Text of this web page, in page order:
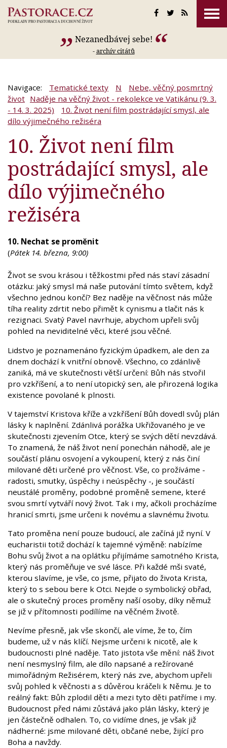
Nezanedbávej sebe!
-archív citátů
Navigace: Tematické texty N
Nebe, věčný posmrtný
život Naděje na věčný život - rekolekce ve Vatikánu (9. 3.
- 14. 3. 2025)
10. Život není film postrádající smysl, ale
dílo výjimečného režiséra
10. Život není film
postrádající smysl, ale
dílo výjimečného
režiséra
10. Nechat se proměnit
(Pátek 14. března, 9:00)
Život se svou krásou i těžkostmi před nás staví zásadní
otázku: jaký smysl má naše putování tímto světem, když
všechno jednou končí? Bez naděje na věčnost nás může
tíha reality zdrtit nebo přimět k cynismu a tlačit nás k
rezignaci. Svatý Pavel navrhuje, abychom upřeli svůj
pohled na neviditelné věci, které jsou věčné.
Lidstvo je poznamenáno fyzickým úpadkem, ale den za
dnem dochází k vnitřní obnově. Všechno, co zdánlivě
zaniká, má ve skutečnosti větší určení: Bůh nás stvořil
pro vzkříšení, a to není utopický sen, ale přirozená logika
existence povolané k plnosti.
V tajemství Kristova kříže a vzkříšení Bůh dovedl svůj plán
lásky k naplnění. Zdánlivá porážka Ukřižovaného je ve
skutečnosti zjevením Otce, který se svých dětí nevzdává.
To znamená, že náš život není ponechán náhodě, ale je
součástí plánu osvojení a vykoupení, který z nás činí
milované děti určené pro věčnost. Vše, co prožíváme -
radosti, smutky, úspěchy i neúspěchy -, je součástí
neustálé proměny, podobné proměně semene, které
svou smrtí vytváří nový život. Tak i my, ačkoli procházíme
hranicí smrti, jsme určeni k novému a slavnému životu.
Tato proměna není pouze budoucí, ale začíná již nyní. V
eucharistii totiž dochází k tajemné výměně: nabízíme
Bohu svůj život a na oplátku přijímáme samotného Krista,
který nás proměňuje ve své lásce. Při každé mši svaté,
kterou slavíme, je vše, co jsme, přijato do života Krista,
který to s sebou bere k Otci. Nejde o symbolický obřad,
ale o skutečný proces proměny naší osoby, díky němuž
se již v přítomnosti podílíme na věčném životě.
Nevíme přesně, jak vše skončí, ale víme, že to, čím
budeme, už v nás klíčí. Nejsme určeni k nicotě, ale k
budoucnosti plné naděje. Tato jistota vše mění: náš život
není nesmyslný film, ale dílo napsané a režírované
mimořádným Režisérem, který nás zve, abychom upřeli
svůj pohled k věčnosti a s důvěrou kráčeli k Němu. Je to
reálný fakt: Bůh zplodil děti a mezi tyto děti patříme i my.
Budoucnost před námi zůstává jako plán lásky, který je
jen částečně odhalen. To, co vidíme dnes, je však již
nádherné: jsme milované děti, občané nebe, žijící pro
Boha a navždy.